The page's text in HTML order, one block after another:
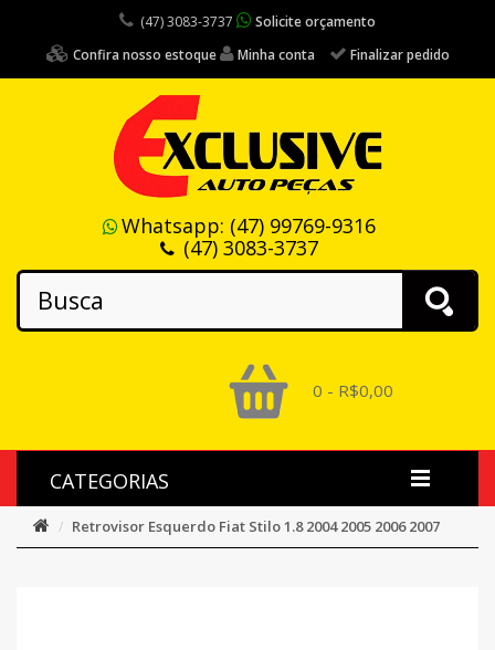
(47) 3083-3737
Solicite orçamento
Confira nosso estoque
Minha conta Finalizar pedido
Whatsapp: (47) 99769-9316
(47) 3083-3737
0 - R$0,00
CATEGORIAS
Retrovisor Esquerdo Fiat Stilo 1.8 2004 2005 2006 2007